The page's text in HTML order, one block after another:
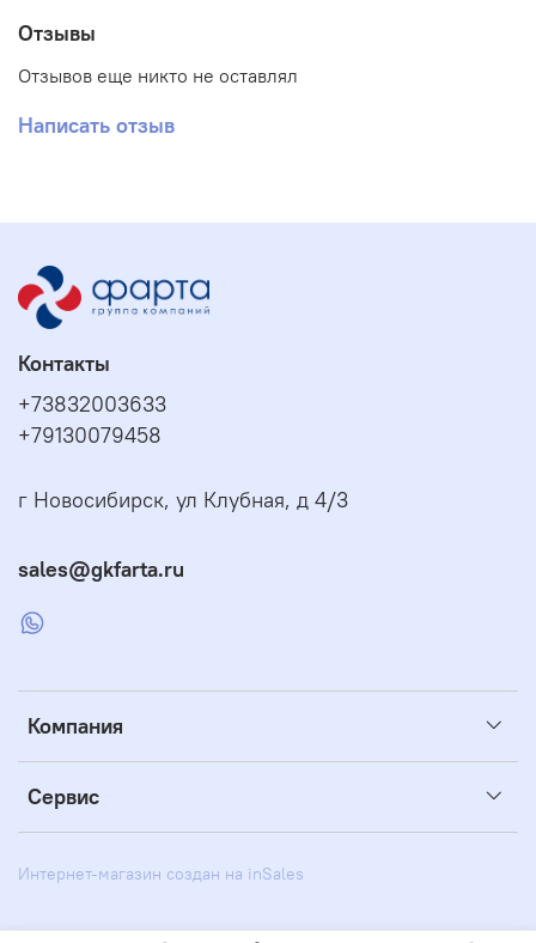
Отзывы
Отзывов еще никто не оставлял
Написать отзыв
Компания
Сервис
Контакты
+73832003633
+79130079458
г Новосибирск, ул Клубная, д 4/3
sales@gkfarta.ru
Интернет-магазин создан на inSales